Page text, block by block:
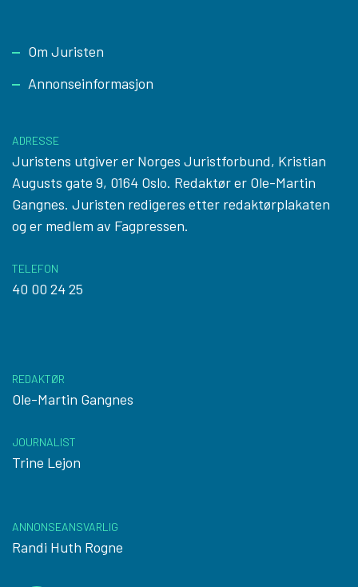
Footer
Om Juristen
Annonseinformasjon
ADRESSE
Juristens utgiver er Norges Juristforbund, Kristian
Augusts gate 9, 0164 Oslo. Redaktør er Ole-Martin
Gangnes. Juristen redigeres etter redaktørplakaten
og er medlem av Fagpressen.
TELEFON
40 00 24 25
REDAKTØR
Ole-Martin Gangnes
JOURNALIST
Trine Lejon
ANNONSEANSVARLIG
Randi Huth Rogne